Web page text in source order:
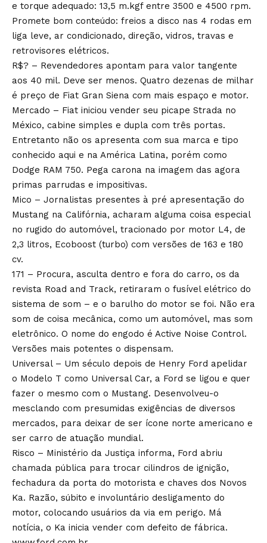
e torque adequado: 13,5 m.kgf entre 3500 e 4500 rpm.
Promete bom conteúdo: freios a disco nas 4 rodas em
liga leve, ar condicionado, direção, vidros, travas e
retrovisores elétricos.
R$? – Revendedores apontam para valor tangente
aos 40 mil. Deve ser menos. Quatro dezenas de milhar
é preço de Fiat Gran Siena com mais espaço e motor.
Mercado – Fiat iniciou vender seu picape Strada no
México, cabine simples e dupla com três portas.
Entretanto não os apresenta com sua marca e tipo
conhecido aqui e na América Latina, porém como
Dodge RAM 750. Pega carona na imagem das agora
primas parrudas e impositivas.
Mico – Jornalistas presentes à pré apresentação do
Mustang na Califórnia, acharam alguma coisa especial
no rugido do automóvel, tracionado por motor L4, de
2,3 litros, Ecoboost (turbo) com versões de 163 e 180
cv.
171 – Procura, asculta dentro e fora do carro, os da
revista Road and Track, retiraram o fusível elétrico do
sistema de som – e o barulho do motor se foi. Não era
som de coisa mecânica, como um automóvel, mas som
eletrônico. O nome do engodo é Active Noise Control.
Versões mais potentes o dispensam.
Universal – Um século depois de Henry Ford apelidar
o Modelo T como Universal Car, a Ford se ligou e quer
fazer o mesmo com o Mustang. Desenvolveu-o
mesclando com presumidas exigências de diversos
mercados, para deixar de ser ícone norte americano e
ser carro de atuação mundial.
Risco – Ministério da Justiça informa, Ford abriu
chamada pública para trocar cilindros de ignição,
fechadura da porta do motorista e chaves dos Novos
Ka. Razão, súbito e involuntário desligamento do
motor, colocando usuários da via em perigo. Má
notícia, o Ka inicia vender com defeito de fábrica.